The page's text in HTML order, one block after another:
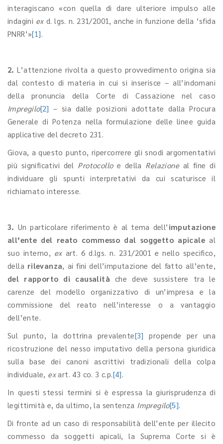
interagiscano «con quella di dare ulteriore impulso alle
indagini exd. lgs. n. 231/2001, anche in funzione della ‘sfida
PNRR’»[1].
2. L’attenzione rivolta a questo provvedimento origina sia
dal contesto di materia in cui si inserisce – all’indomani
della pronuncia della Corte di Cassazione nel caso
Impregilo[2] – sia dalle posizioni adottate dalla Procura
Generale di Potenza nella formulazione delle linee guida
applicative del decreto 231.
Giova, a questo punto, ripercorrere gli snodi argomentativi
più significativi del Protocolloe della Relazioneal fine di
individuare gli spunti interpretativi da cui scaturisce il
richiamato interesse.
3. Un particolare riferimento è al tema dell’ imputazione
all’ente del reato commesso dal soggetto apicale al
suo interno, exart. 6 d.lgs. n. 231/2001 e nello specifico,
della rilevanza, ai fini dell’imputazione del fatto all’ente,
del rapporto di causalità che deve sussistere tra le
carenze del modello organizzativo di un’impresa e la
commissione del reato nell’interesse o a vantaggio
dell’ente.
Sul punto, la dottrina prevalente[3] propende per una
ricostruzione del nesso imputativo della persona giuridica
sulla base dei canoni ascrittivi tradizionali della colpa
individuale, exart. 43 co. 3 c.p.[4].
In questi stessi termini si è espressa la giurisprudenza di
legittimità e, da ultimo, la sentenza Impregilo[5].
Di fronte ad un caso di responsabilità dell’ente per illecito
commesso da soggetti apicali, la Suprema Corte si è